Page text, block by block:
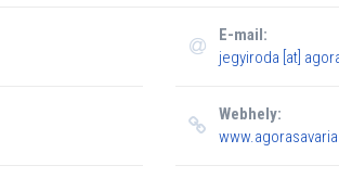
E-mail:
jegyiroda [at]
Webhely: